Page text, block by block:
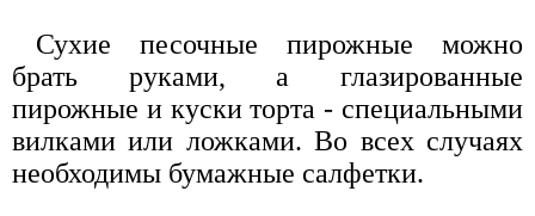
Сухие песочные пирожные можно
брать руками, а глазированные
пирожные и куски торта - специальными
вилками или ложками. Во всех случаях
необходимы бумажные салфетки.